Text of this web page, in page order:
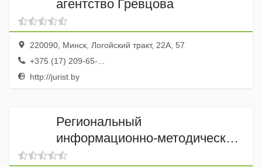
агентство Гревцова
220090, Минск, Логойский тракт, 22А, 57
+375 (17) 209-65-...
http://jurist.by
Региональный
информационно-методический
центр Фортис